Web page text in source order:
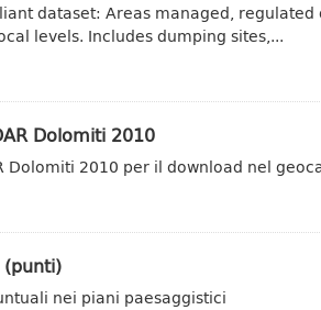
dataset: Areas managed,
levels. Includes dumping sites,...
Dolomiti 2010
Dolomiti 2010 per il download nel
nei piani paesaggistici